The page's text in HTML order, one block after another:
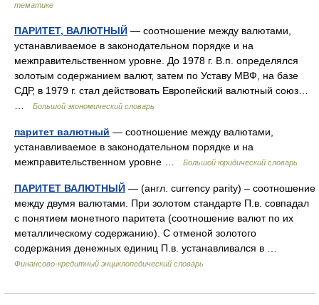
тематике
ПАРИТЕТ, ВАЛЮТНЫЙ — соотношение между валютами,
устанавливаемое в законодательном порядке и на
межправительственном уровне. До 1978 г. В.п. определялся
золотым содержанием валют, затем по Уставу МВФ, на базе
СДР, в 1979 г. стал действовать Европейский валютный союз…
Большой экономический словарь
паритет валютный — соотношение между валютами,
устанавливаемое в законодательном порядке и на
межправительственном уровне …
Большой юридический словарь
ПАРИТЕТ ВАЛЮТНЫЙ — (англ. currency parity) – соотношение
между двумя валютами. При золотом стандарте П.в. совпадал
с понятием монетного паритета (соотношение валют по их
металлическому содержанию). С отменой золотого
содержания денежных единиц П.в. устанавливался в …
Финансово-кредитный энциклопедический словарь